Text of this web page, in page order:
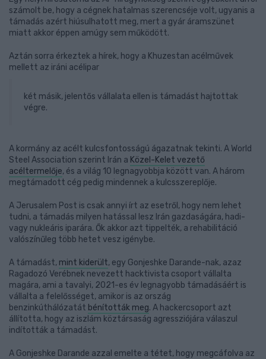
számolt be, hogy a cégnek hatalmas szerencséje volt, ugyanis a
támadás azért hiúsulhatott meg, mert a gyár áramszünet
miatt akkor éppen amúgy sem működött.
Aztán sorra érkeztek a hírek, hogy a Khuzestan acélművek
mellett az iráni acélipar
két másik, jelentős vállalata ellen is támadást hajtottak
végre.
A kormány az acélt kulcsfontosságú ágazatnak tekinti. A World
Steel Association szerint Irán a Közel-Kelet vezető
acéltermelője, és a világ 10 legnagyobbja között van. A három
megtámadott cég pedig mindennek a kulcsszereplője.
A Jerusalem Post is csak annyi írt az esetről, hogy nem lehet
tudni, a támadás milyen hatással lesz Irán gazdaságára, hadi-
vagy nukleáris iparára. Ők akkor azt tippelték, a rehabilitáció
valószínűleg több hetet vesz igénybe.
A támadást, mint kiderült, egy Gonjeshke Darande-nak, azaz
Ragadozó Verébnek nevezett hacktivista csoport vállalta
magára, ami a tavalyi, 2021-es év legnagyobb támadásáért is
vállalta a felelősséget, amikor is az ország
benzinkúthálózatát bénították meg. A hackercsoport azt
állította, hogy az iszlám köztársaság agressziójára válaszul
indították a támadást.
A Gonjeshke Darande azzal emelte a tétet, hogy megcáfolva az